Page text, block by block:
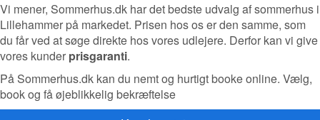
Vi mener, Sommerhus.dk har det bedste udvalg af sommerhus i
Lillehammer på markedet. Prisen hos os er den samme, som
du får ved at søge direkte hos vores udlejere. Derfor kan vi give
vores kunder prisgaranti.
På Sommerhus.dk kan du nemt og hurtigt booke online. Vælg,
book og få øjeblikkelig bekræftelse